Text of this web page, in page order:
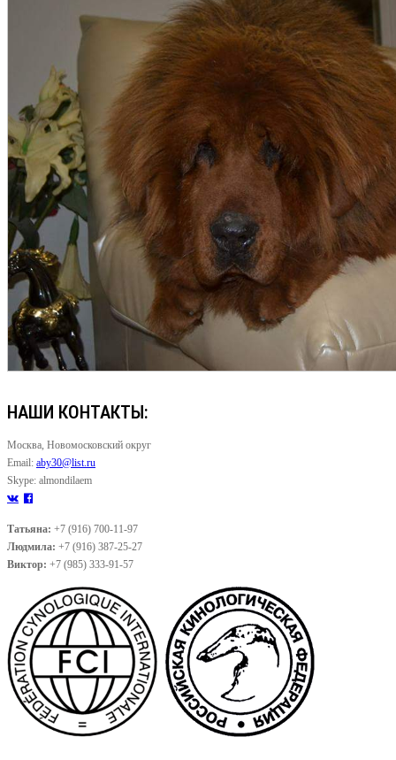
НАШИ КОНТАКТЫ:
Москва, Новомосковский округ
Email: aby30@list.ru
Skype: almondilaem
Татьяна: +7 (916) 700-11-97
Людмила: +7 (916) 387-25-27
Виктор: +7 (985) 333-91-57